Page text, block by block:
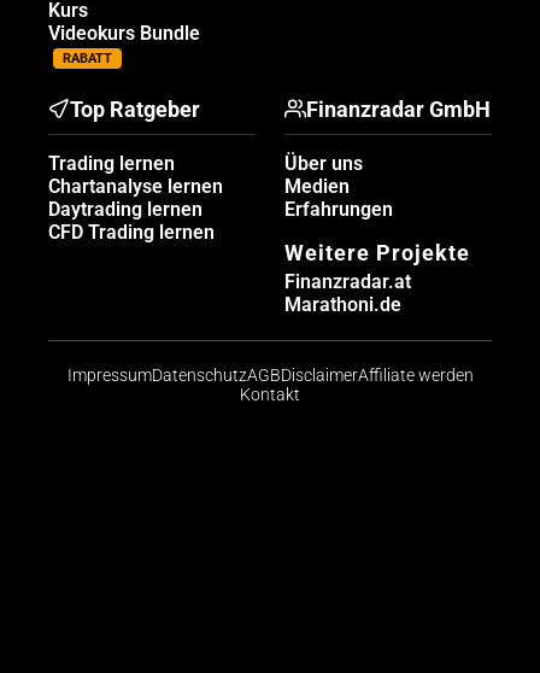
Kurs
Videokurs Bundle
RABATT
Top Ratgeber
Trading lernen
Chartanalyse lernen
Daytrading lernen
CFD Trading lernen
Finanzradar GmbH
Über uns
Medien
Erfahrungen
Weitere Projekte
Finanzradar.at
Marathoni.de
ImpressumDatenschutzAGBDisclaimerAffiliate werden
Kontakt